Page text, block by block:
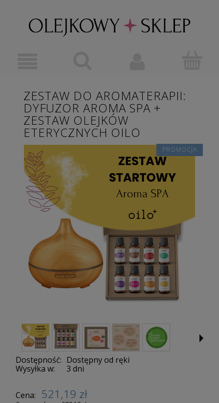
ZESTAW DO AROMATERAPII:
DYFUZOR AROMA SPA +
ZESTAW OLEJKÓW
ETERYCZNYCH OILO
PROMOCJA
Dostępność: Dostępny od ręki
Wysyłka w:
3 dni
Cena: 521,19 zł